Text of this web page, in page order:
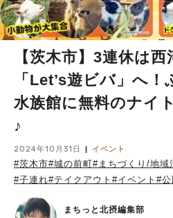
【茨木市】3連休は
「Let’s遊ビバ」へ
水族館に無料のナイ
♪
2024年10月31日 イベント
#茨木市#城の前町#まちづくり/地域
#子連れ#テイクアウト #イベント #公
まちっと北摂編集部